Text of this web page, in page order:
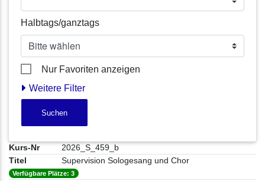
Halbtags/ganztags
Nur Favoriten anzeigen
Weitere Filter
Suchen
2026_S_459_b
Supervision Sologesang und Chor
Verfügbare Plätze: 3